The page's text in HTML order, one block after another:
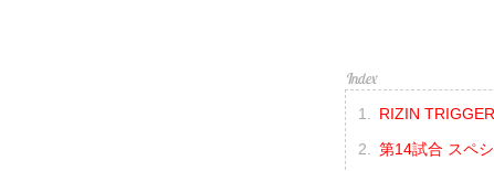
RIZIN
第14試合 スペ